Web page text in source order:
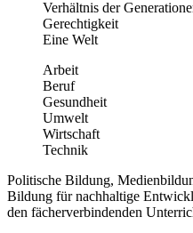
Verhältnis der
Gerechtigkeit
Eine Welt
Arbeit
Beruf
Gesundheit
Umwelt
Wirtschaft
Technik
Politische Bildung,
Bildung für nachhaltige
den fächerverbindenden